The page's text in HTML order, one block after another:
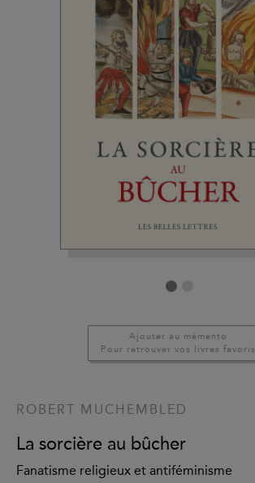
Ajouter au mémento
Pour retrouver vos livres favoris
ROBERT MUCHEMBLED
La sorcière au bûcher
Fanatisme religieux et antiféminisme